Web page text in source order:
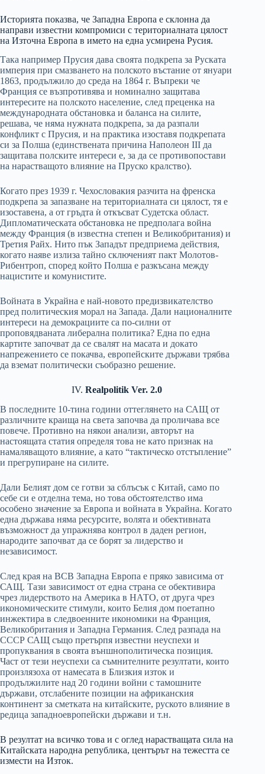
Историята показва, че Западна Европа е склонна да
направи известни компромиси с териториалната цялост
на Източна Европа в името на една усмирена Русия.
Така например Прусия дава своята подкрепа за Руската
империя при смазването на полското въстание от януари
1863, продължило до среда на 1864 г. Въпреки че
Франция се възпротивява и номинално защитава
интересите на полското население, след преценка на
международната обстановка и баланса на силите,
решава, че няма нужната подкрепа, за да разпали
конфликт с Прусия, и на практика изоставя подкрепата
си за Полша (единствената причина Наполеон III да
защитава полските интереси е, за да се противопостави
на нарастващото влияние на Пруско кралство).
Когато през 1939 г. Чехословакия разчита на френска
подкрепа за запазване на териториалната си цялост, тя е
изоставена, а от гръдта ѝ откъсват Судетска област.
Дипломатическата обстановка не предполага война
между Франция (в известна степен и Великобритания) и
Третия Райх. Нито пък Западът предприема действия,
когато наяве излиза тайно сключеният пакт Молотов-
Рибентроп, според който Полша е разкъсана между
нацистите и комунистите.
Войната в Украйна е най-новото предизвикателство
пред политическия морал на Запада. Дали националните
интереси на демокрациите са по-силни от
проповядваната либерална политика? Една по една
картите започват да се свалят на масата и докато
напрежението се покачва, европейските държави трябва
да вземат политически съобразно решение.
IV. Realpolitik Ver. 2.0
В последните 10-тина години оттеглянето на САЩ от
различните краища на света започва да проличава все
повече. Противно на някои анализи, авторът на
настоящата статия определя това не като признак на
намаляващото влияние, а като “тактическо отстъпление”
и прегрупиране на силите.
Дали Белият дом се готви за сблъсък с Китай, само по
себе си е отделна тема, но това обстоятелство има
особено значение за Европа и войната в Украйна. Когато
една държава няма ресурсите, волята и обективната
възможност да упражнява контрол в даден регион,
народите започват да се борят за лидерство и
независимост.
След края на ВСВ Западна Европа е пряко зависима от
САЩ. Тази зависимост от една страна се обективира
чрез лидерството на Америка в НАТО, от друга чрез
икономическите стимули, които Белия дом поетапно
инжектира в следвоенните икономики на Франция,
Великобритания и Западна Германия. След разпада на
СССР САЩ също претърпя известни неуспехи и
пропуквания в своята външнополитическа позиция.
Част от тези неуспехи са съмнителните резултати, които
произлязоха от намесата в Близкия изток и
продължилите над 20 години войни с тамошните
държави, отслабените позиции на африканския
континент за сметката на китайските, руското влияние в
редица западноевропейски държави и т.н.
В резултат на всичко това и с оглед нарастващата сила на
Китайската народна република, центърът на тежестта се
измести на Изток.